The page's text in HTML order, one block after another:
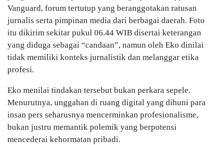
Vanguard, forum tertutup yang beranggotakan ratusan
jurnalis serta pimpinan media dari berbagai daerah. Foto
itu dikirim sekitar pukul 06.44 WIB disertai keterangan
yang diduga sebagai “candaan”, namun oleh Eko dinilai
tidak memiliki konteks jurnalistik dan melanggar etika
profesi.
Eko menilai tindakan tersebut bukan perkara sepele.
Menurutnya, unggahan di ruang digital yang dihuni para
insan pers seharusnya mencerminkan profesionalisme,
bukan justru memantik polemik yang berpotensi
mencederai kehormatan pribadi.